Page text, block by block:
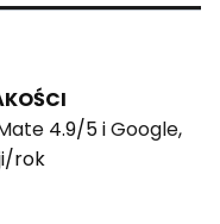
4.9/5 iGoogle,
rok